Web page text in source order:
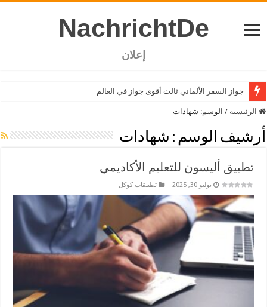
NachrichtDe
إعلان
جواز السفر الألماني ثالث أقوى جواز في العالم
الرئيسية / الوسم: شهادات
أرشيف الوسم : شهادات
تطبيق أليسون للتعليم الأكاديمي
يوليو 30, 2025 تطبيقات كوكل